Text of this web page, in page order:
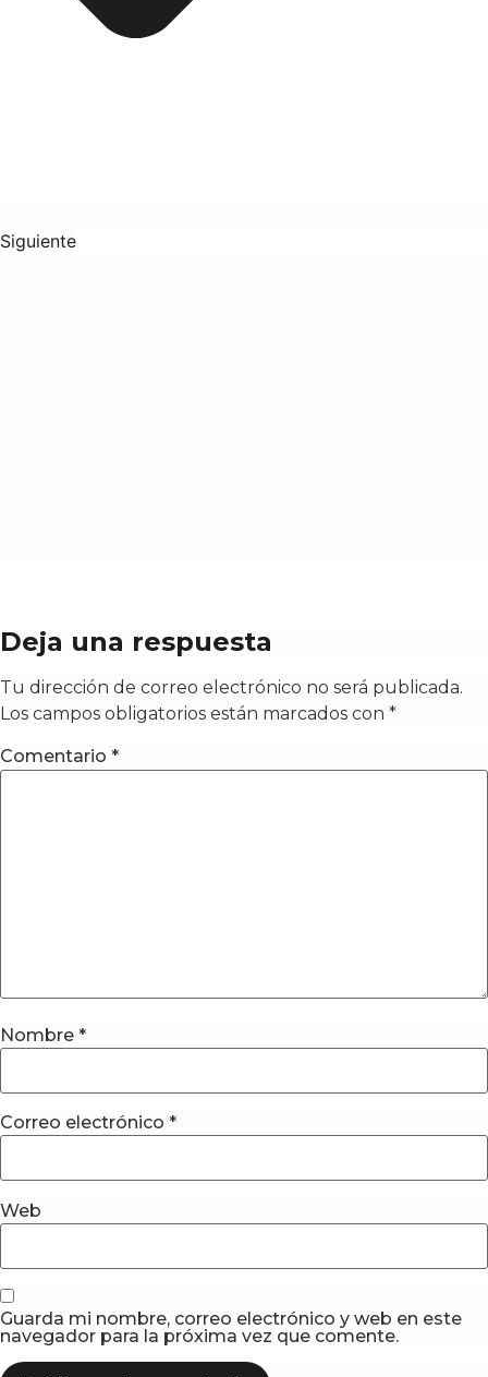
Siguiente
Deja una respuesta
Tu dirección de correo electrónico no será publicada.
Los campos obligatorios están marcados con *
Comentario *
Nombre *
Correo electrónico *
Web
Guarda mi nombre, correo electrónico y web en este
navegador para la próxima vez que comente.